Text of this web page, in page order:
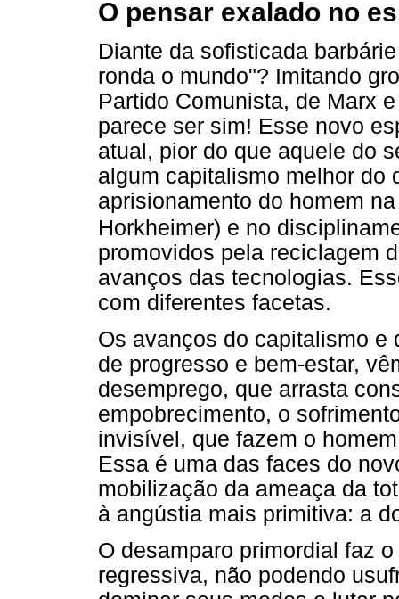
O pensar exalado no
Diante da sofisticada
ronda o mundo"? Imitando
Partido Comunista, de Marx
parece ser sim! Esse novo
atual, pior do que aquele do
algum capitalismo melhor do
aprisionamento do homem
Horkheimer) e no
promovidos pela reciclagem
avanços das tecnologias.
com diferentes facetas.
Os avanços do capitalismo e
de progresso e bem-estar,
desemprego, que arrasta
empobrecimento, o
invisível, que fazem o
Essa é uma das faces do
mobilização da ameaça da
à angústia mais primitiva: a
O desamparo primordial faz
regressiva, não podendo